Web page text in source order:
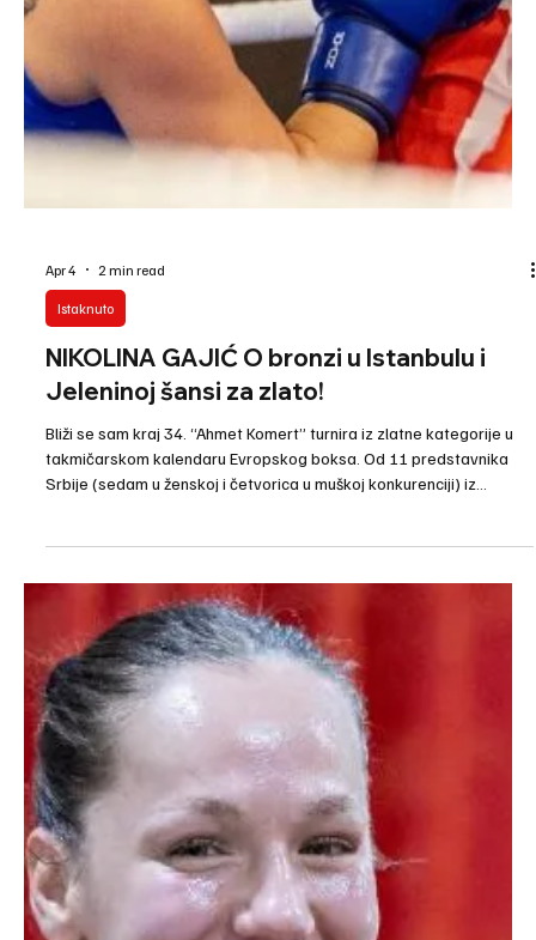
Apr 6 2 min read
Zanimljivosti
PO ZNANJE U MOSKVU Srpski treneri
BK Torpedo!
Ivan Popović sa trilingom srpskih reprezentativaca ispred
bokserske hale BK Torpedo, 2024. godine Uspešna saradnja dva
bokserska saveza - srpskog i ruskog nastavlja se na novom, još
višem, stručnom nivou. Bokserski savez Srbije omogućio je našim
trenerima posebnu privilegiju da u narednom periodu provedu
određeno vreme na usavršavanju u Moskvi, u čuveni klub Torpedo,
sa legendarnim trenerom Olegom Menšikovim na čelu. Menšikov
(na fotografiji iznad) je, inače, počasni trener R